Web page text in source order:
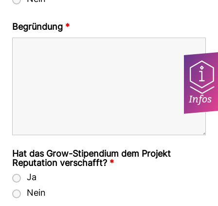
Begründung *
Hat das Grow-Stipendium dem Projekt
Reputation verschafft? *
Ja
Nein
Infos